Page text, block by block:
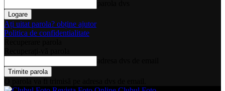
Ați uitat parola? obține ajutor
Politica de confidentialitate